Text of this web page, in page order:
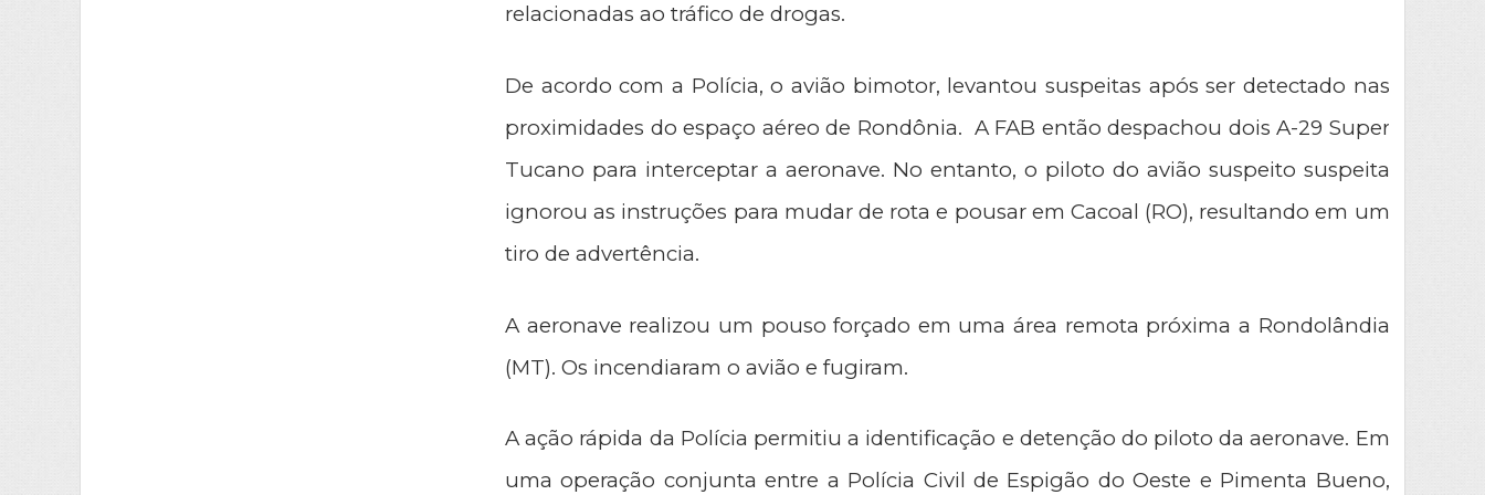
relacionadas ao tráfico de drogas.
De acordo com a Polícia, o avião bimotor, levantou suspeitas após ser detectado nas
proximidades do espaço aéreo de Rondônia.  A FAB então despachou dois A-29 Super
Tucano para interceptar a aeronave. No entanto, o piloto do avião suspeito suspeita
ignorou as instruções para mudar de rota e pousar em Cacoal (RO), resultando em um
tiro de advertência.
A aeronave realizou um pouso forçado em uma área remota próxima a Rondolândia
(MT). Os incendiaram o avião e fugiram.
A ação rápida da Polícia permitiu a identificação e detenção do piloto da aeronave. Em
uma operação conjunta entre a Polícia Civil de Espigão do Oeste e Pimenta Bueno,